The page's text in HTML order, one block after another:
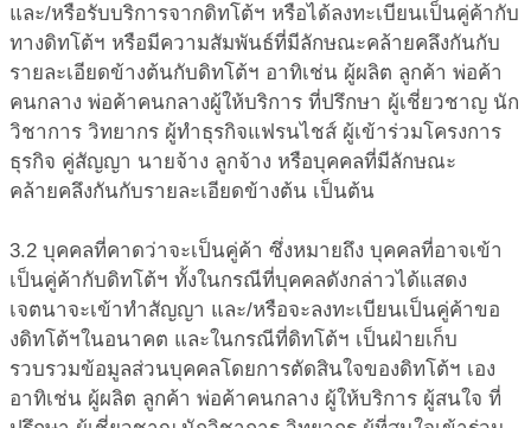
และ/หรือรับบริการจากดิทโต้ฯ หรือได้ลงทะเบียนเป็นคู่ค้ากับ
ทางดิทโต้ฯ หรือมีความสัมพันธ์ที่มีลักษณะคล้ายคลึงกันกับ
รายละเอียดข้างต้นกับดิทโต้ฯ อาทิเช่น ผู้ผลิต ลูกค้า พ่อค้า
คนกลาง พ่อค้าคนกลางผู้ให้บริการ ที่ปรึกษา ผู้เชี่ยวชาญ นัก
วิชาการ วิทยากร ผู้ทำธุรกิจแฟรนไชส์ ผู้เข้าร่วมโครงการ
ธุรกิจ คู่สัญญา นายจ้าง ลูกจ้าง หรือบุคคลที่มีลักษณะ
คล้ายคลึงกันกับรายละเอียดข้างต้น เป็นต้น
3.2 บุคคลที่คาดว่าจะเป็นคู่ค้า ซึ่งหมายถึง บุคคลที่อาจเข้า
เป็นคู่ค้ากับดิทโต้ฯ ทั้งในกรณีที่บุคคลดังกล่าวได้แสดง
เจตนาจะเข้าทำสัญญา และ/หรือจะลงทะเบียนเป็นคู่ค้าขอ
งดิทโต้ฯในอนาคต และในกรณีที่ดิทโต้ฯ เป็นฝ่ายเก็บ
รวบรวมข้อมูลส่วนบุคคลโดยการตัดสินใจของดิทโต้ฯ เอง
อาทิเช่น ผู้ผลิต ลูกค้า พ่อค้าคนกลาง ผู้ให้บริการ ผู้สนใจ ที่